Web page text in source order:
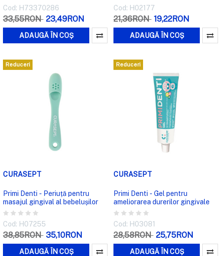
Cod: H73370286
33,55RON 23,49RON
ADAUGĂ ÎN COȘ
Cod: H02177
21,36RON 19,22RON
ADAUGĂ ÎN COȘ
Reduceri
CURASEPT
Primi Denti - Periuță pentru
masajul gingival al bebelușilor
Cod: H07255
38,85RON 35,10RON
ADAUGĂ ÎN COȘ
Reduceri
CURASEPT
Primi Denti - Gel pentru
ameliorarea durerilor gingivale
Cod: H03081
28,58RON 25,75RON
ADAUGĂ ÎN COȘ